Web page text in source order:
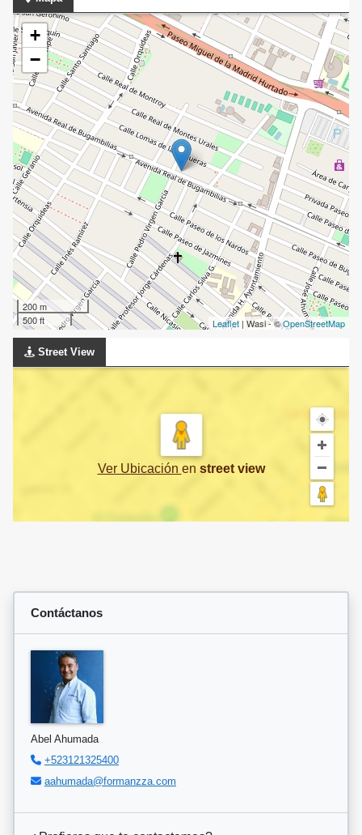
+
−
200 m
500 ft
Leaflet | Wasi - ©OpenStreetMap
Street View
Ver Ubicación en street view
Contáctanos
Abel Ahumada
+523121325400
aahumada@formanzza.com